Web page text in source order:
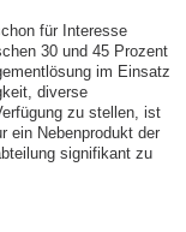
für Interesse
30 und 45 Prozent
im Einsatz
diverse
zu stellen, ist
ein Nebenprodukt der
signifikant zu